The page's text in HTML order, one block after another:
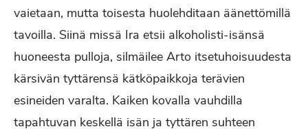
vaietaan, mutta toisesta huolehditaan äänettömillä
tavoilla. Siinä missä Ira etsii alkoholisti-isänsä
huoneesta pulloja, silmäilee Arto itsetuhoisuudesta
kärsivän tyttärensä kätköpaikkoja terävien
esineiden varalta. Kaiken kovalla vauhdilla
tapahtuvan keskellä isän ja tyttären suhteen